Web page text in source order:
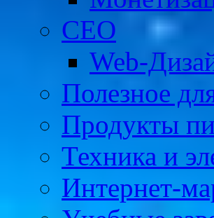
СЕО
Web-
Полезное
Продукты
Техника и
Интернет-